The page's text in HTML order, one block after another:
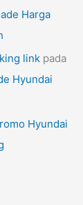
Harga
link pada
Hyundai
Hyundai